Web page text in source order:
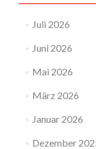
Juli 2026
Juni 2026
Mai 2026
März 2026
Januar 2026
Dezember